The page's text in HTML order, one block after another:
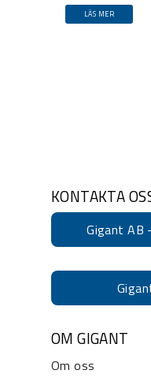
LÄS MER
KONTAKTA
Gigant AB
OM GIGANT
Om oss